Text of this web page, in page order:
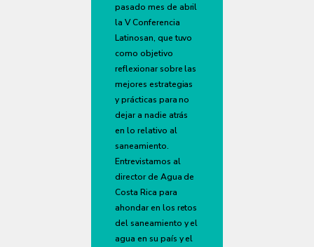
pasado mes de abril
la V Conferencia
Latinosan, que tuvo
como objetivo
reflexionar sobre las
mejores estrategias
y prácticas para no
dejar a nadie atrás
en lo relativo al
saneamiento.
Entrevistamos al
director de Agua de
Costa Rica para
ahondar en los retos
del saneamiento y el
agua en su país y el